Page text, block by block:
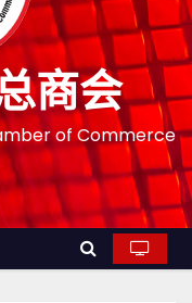
商会
of Commerce